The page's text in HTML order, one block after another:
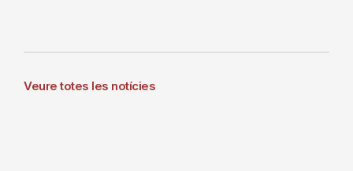
Veure totes les notícies